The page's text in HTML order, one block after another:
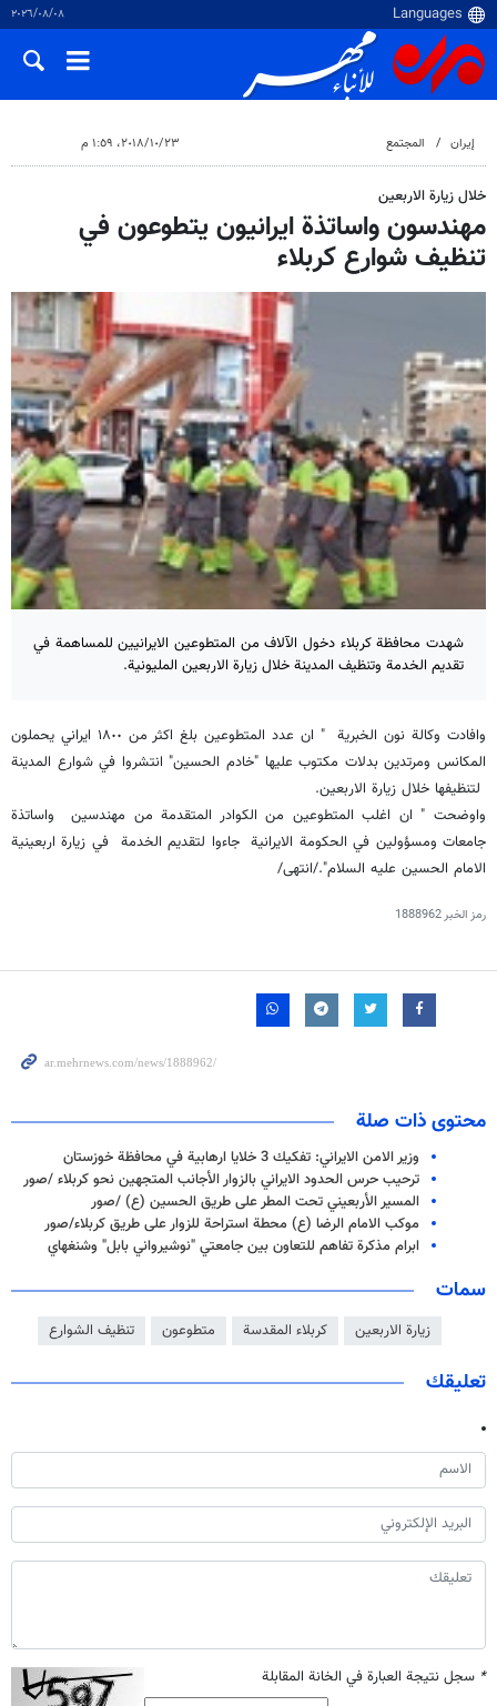
٠٨‏/٠٨‏/٢٠٢٦
إيران المجتمع ٢٣‏/١٠‏/٢٠١٨، ١:٥٩ م
خلال زيارة الاربعين
مهندسون واساتذة ايرانيون يتطوعون في
تنظيف شوارع كربلاء
شهدت محافظة كربلاء دخول الآلاف من المتطوعين الايرانيين للمساهمة في
تقديم الخدمة وتنظيف المدينة خلال زيارة الاربعين المليونية.
وافادت وكالة نون الخبرية " ان عدد المتطوعين بلغ اكثر من ١٨٠٠ ايراني يحملون
المكانس ومرتدين بدلات مكتوب عليها "خادم الحسين" انتشروا في شوارع المدينة
لتنظيفها خلال زيارة الاربعين.
واوضحت " ان اغلب المتطوعين من الكوادر المتقدمة من مهندسين واساتذة
جامعات ومسؤولين في الحكومة الايرانية جاءوا لتقديم الخدمة في زيارة اربعينية
الامام الحسين عليه السلام"./انتهى/
رمز الخبر1888962
محتوى ذات صلة
وزير الامن الايراني: تفكيك 3 خلايا ارهابية في محافظة خوزستان
ترحيب حرس الحدود الايراني بالزوار الأجانب المتجهين نحو كربلاء /صور
المسير الأربعيني تحت المطر على طريق الحسين (ع) /صور
موكب الامام الرضا (ع) محطة استراحة للزوار على طريق كربلاء/صور
ابرام مذكرة تفاهم للتعاون بين جامعتي "نوشيرواني بابل" وشنغهاي
سمات
زيارة الاربعين كربلاء المقدسة متطوعون تنظيف الشوارع
تعليقك
* سجل نتيجة العبارة في الخانة المقابلة